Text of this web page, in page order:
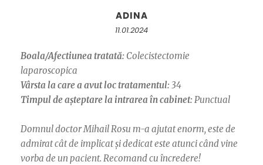
ADINA
11.01.2024
Boala/Afectiunea tratată: Colecistectomie
laparoscopica
Vârsta la care a avut loc tratamentul: 34
Timpul de așteptare la intrarea în cabinet: Punctual
Domnul doctor Mihail Rosu m-a ajutat enorm, este de
admirat cât de implicat și dedicat este atunci când vine
vorba de un pacient. Recomand cu încredere!